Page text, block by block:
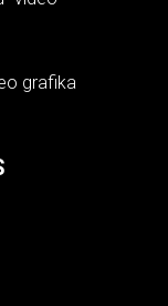
grafika